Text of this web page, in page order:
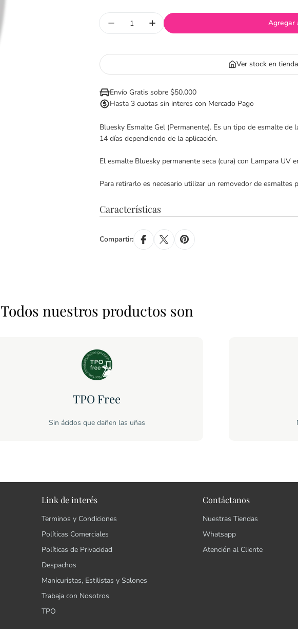
Disminuir cantidad para Esmalte Gel -
Aumentar cantidad para Esmalte
Agregar
Ver stock en tienda
Envío Gratis sobre $50.000
Hasta 3 cuotas sin interes con Mercado Pago
Bluesky Esmalte Gel (Permanente). Es un tipo de esmalte de
14 días dependiendo de la aplicación.
El esmalte Bluesky permanente seca (cura) con Lampara UV
Para retirarlo es necesario utilizar un removedor de esmaltes
Características
Compartir:
Todos nuestros productos son
TPO Free
Sin ácidos que dañen las uñas
Link de interés
Terminos y Condiciones
Políticas Comerciales
Políticas de Privacidad
Despachos
Manicuristas, Estilistas y Salones
Trabaja con Nosotros
TPO
Contáctanos
Nuestras Tiendas
Whatsapp
Atención al Cliente